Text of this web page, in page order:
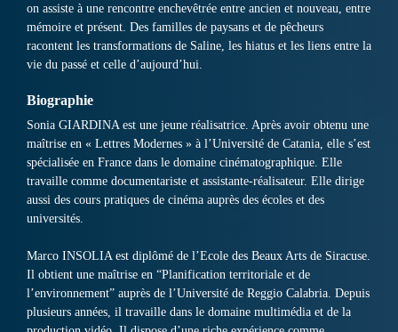
on assiste à une rencontre enchevêtrée entre ancien et nouveau, entre
mémoire et présent. Des familles de paysans et de pêcheurs
racontent les transformations de Saline, les hiatus et les liens entre la
vie du passé et celle d’aujourd’hui.
Biographie
Sonia GIARDINA est une jeune réalisatrice. Après avoir obtenu une
maîtrise en « Lettres Modernes » à l’Université de Catania, elle s’est
spécialisée en France dans le domaine cinématographique. Elle
travaille comme documentariste et assistante-réalisateur. Elle dirige
aussi des cours pratiques de cinéma auprès des écoles et des
universités.
Marco INSOLIA est diplômé de l’Ecole des Beaux Arts de Siracuse.
Il obtient une maîtrise en “Planification territoriale et de
l’environnement” auprès de l’Université de Reggio Calabria. Depuis
plusieurs années, il travaille dans le domaine multimédia et de la